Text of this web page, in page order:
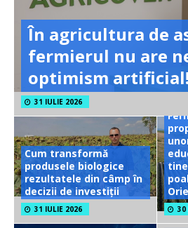
În agricultura de
fermierul nu are
optimism artificial!
31 IULIE 2026
Cum transformă
produsele biologice
rezultatele din câmp în
decizii de investiții
31 IULIE 2026 30